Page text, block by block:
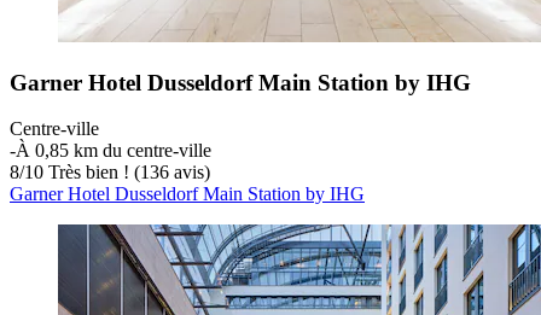
Garner Hotel Dusseldorf Main Station by IHG
Centre-ville
‐À 0,85 km du centre-ville
8/10 Très bien ! (136 avis)
Garner Hotel Dusseldorf Main Station by IHG